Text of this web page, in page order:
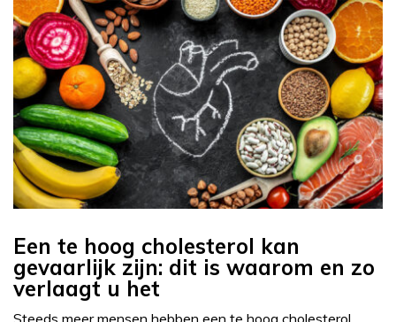
Een te hoog cholesterol kan
gevaarlijk zijn: dit is waarom en zo
verlaagt u het